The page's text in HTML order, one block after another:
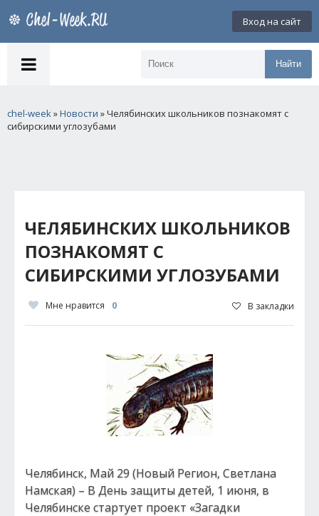
Вход на сайт
Найти
chel-week»Новости » Челябинских школьников познакомят с
сибирскими углозубами
ЧЕЛЯБИНСКИХ ШКОЛЬНИКОВ
ПОЗНАКОМЯТ С
СИБИРСКИМИ УГЛОЗУБАМИ
Мне нравится 0 В закладки
Челябинск, Май 29 (Новый Регион, Светлана
Намская) – В День защиты детей, 1 июня, в
Челябинске стартует проект «Загадки